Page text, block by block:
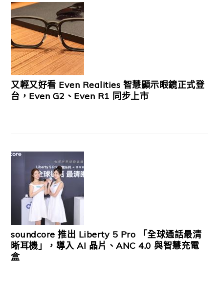
又輕又好看 Even Realities 智慧顯示眼鏡正式登
台，Even G2、Even R1 同步上市
soundcore 推出 Liberty 5 Pro 「全球通話最清
晰耳機」，導入 AI 晶片、ANC 4.0 與智慧充電
盒